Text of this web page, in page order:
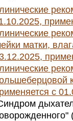
матки,
с